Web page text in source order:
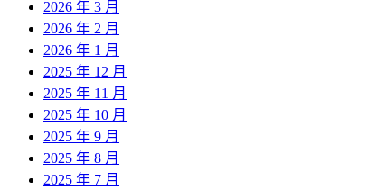
2026 年 3 月
2026 年 2 月
2026 年 1 月
2025 年 12 月
2025 年 11 月
2025 年 10 月
2025 年 9 月
2025 年 8 月
2025 年 7 月